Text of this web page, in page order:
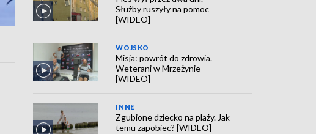
Służby ruszyły na pomoc
[WIDEO]
WOJSKO
Misja: powrót do zdrowia.
Weterani w Mrzeżynie
[WIDEO]
INNE
Zgubione dziecko na plaży. Jak
temu zapobiec? [WIDEO]